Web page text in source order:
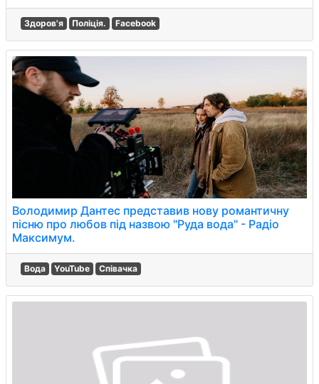
Здоров'я Поліція. Facebook
Володимир Дантес представив нову романтичну
пісню про любов під назвою "Руда вода" - Радіо
Максимум.
Вода YouTube Співачка